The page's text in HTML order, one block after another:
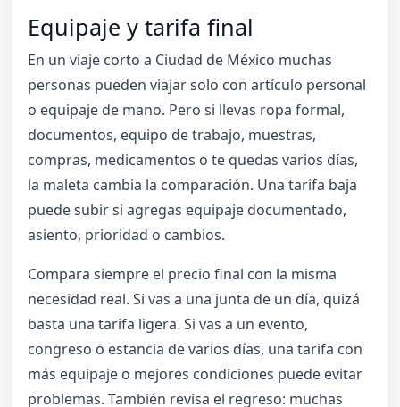
Equipaje y tarifa final
En un viaje corto a Ciudad de México muchas
personas pueden viajar solo con artículo personal
o equipaje de mano. Pero si llevas ropa formal,
documentos, equipo de trabajo, muestras,
compras, medicamentos o te quedas varios días,
la maleta cambia la comparación. Una tarifa baja
puede subir si agregas equipaje documentado,
asiento, prioridad o cambios.
Compara siempre el precio final con la misma
necesidad real. Si vas a una junta de un día, quizá
basta una tarifa ligera. Si vas a un evento,
congreso o estancia de varios días, una tarifa con
más equipaje o mejores condiciones puede evitar
problemas. También revisa el regreso: muchas